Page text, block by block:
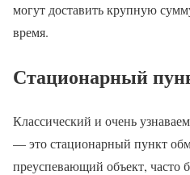
могут доставить крупную
время.
Стационарный
Классический и очень
— это стационарный пункт
преуспевающий объект, часто